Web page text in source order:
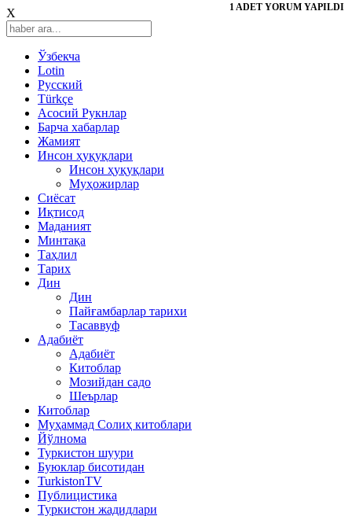
X
Ўзбекча
Lotin
Русский
Türkçe
Асосий Рукнлар
Барча хабарлар
Жамият
Инсон ҳуқуқлари
Инсон ҳуқуқлари
Муҳожирлар
Сиёсат
Иқтисод
Mаданият
Минтақа
Таҳлил
Тарих
Дин
Дин
Пайғамбарлар тарихи
Тасаввуф
Адабиёт
Адабиёт
Китоблар
Мозийдан садо
Шеърлар
Китоблар
Муҳаммад Солиҳ китоблари
Йўлнома
Туркистон шуури
Буюклар бисотидан
TurkistonTV
Публицистика
Туркистон жадидлари
1 ADET YORUM YAPILDI